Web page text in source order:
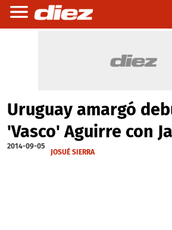
Uruguay amargó
'Vasco' Aguirre con
2014-09-05
JOSUÉ SIERRA